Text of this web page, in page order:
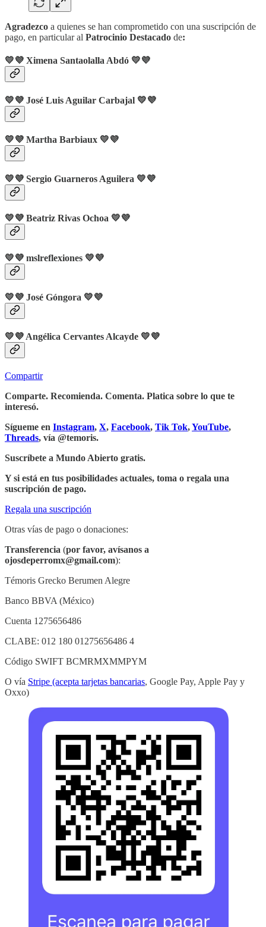
Agradezco a quienes se han comprometido con una suscripción de
pago, en particular al Patrocinio Destacado de:
💛💜 Ximena Santaolalla Abdó 💛💜
💛💜 José Luis Aguilar Carbajal 💛💜
💛💜 Martha Barbiaux 💛💜
💛💜 Sergio Guarneros Aguilera 💛💜
💛💜 Beatriz Rivas Ochoa 💛💜
💛💜 mslreflexiones 💛💜
💛💜 José Góngora 💛💜
💛💜 Angélica Cervantes Alcayde 💛💜
Compartir
Comparte. Recomienda. Comenta. Platica sobre lo que te
interesó.
Sígueme en Instagram, X, Facebook, Tik Tok,YouTube,
Threads, vía @temoris.
Suscríbete a Mundo Abierto gratis.
Y si está en tus posibilidades actuales, toma o regala una
suscripción de pago.
Regala una suscripción
Otras vías de pago o donaciones:
Transferencia (por favor, avísanos a
ojosdeperromx@gmail.com):
Témoris Grecko Berumen Alegre
Banco BBVA (México)
Cuenta 1275656486
CLABE: 012 180 01275656486 4
Código SWIFT BCMRMXMMPYM
O vía Stripe (acepta tarjetas bancarias, Google Pay, Apple Pay y
Oxxo)